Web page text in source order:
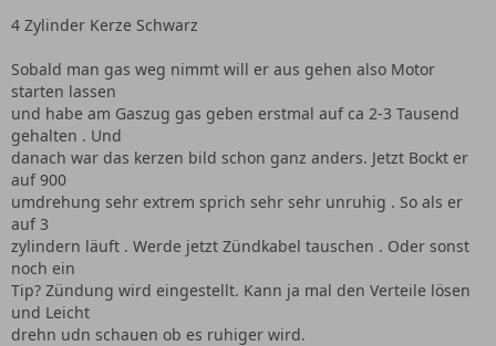
4 Zylinder Kerze Schwarz
Sobald man gas weg nimmt will er aus gehen also Motor
starten lassen
und habe am Gaszug gas geben erstmal auf ca 2-3 Tausend
gehalten . Und
danach war das kerzen bild schon ganz anders. Jetzt Bockt er
auf 900
umdrehung sehr extrem sprich sehr sehr unruhig . So als er
auf 3
zylindern läuft . Werde jetzt Zündkabel tauschen . Oder sonst
noch ein
Tip? Zündung wird eingestellt. Kann ja mal den Verteile lösen
und Leicht
drehn udn schauen ob es ruhiger wird.